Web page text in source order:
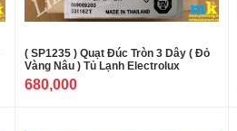
( SP1235 ) Quạt Đúc Tròn 3 Dây ( Đỏ
Vàng Nâu ) Tủ Lạnh Electrolux
680,000